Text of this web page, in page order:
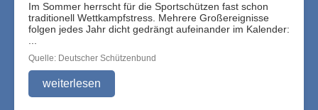
Im Sommer herrscht für die Sportschützen fast schon
traditionell Wettkampfstress. Mehrere Großereignisse
folgen jedes Jahr dicht gedrängt aufeinander im Kalender:
Quelle: Deutscher Schützenbund
weiterlesen